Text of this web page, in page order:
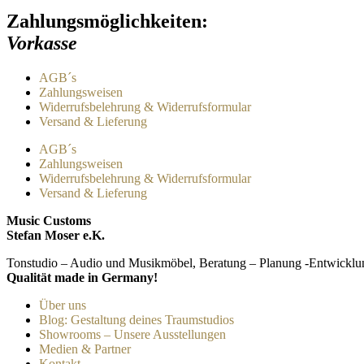
Zahlungsmöglichkeiten:
Vorkasse
AGB´s
Zahlungsweisen
Widerrufsbelehrung & Widerrufsformular
Versand & Lieferung
AGB´s
Zahlungsweisen
Widerrufsbelehrung & Widerrufsformular
Versand & Lieferung
Music Customs
Stefan Moser e.K.
Tonstudio – Audio und Musikmöbel, Beratung – Planung -
Qualität made in Germany!
Über uns
Blog: Gestaltung deines Traumstudios
Showrooms – Unsere Ausstellungen
Medien & Partner